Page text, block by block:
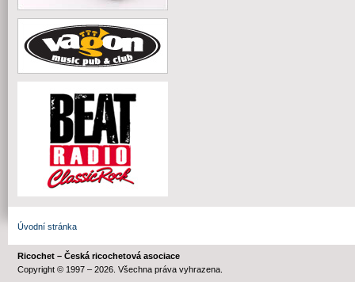
Úvodní stránka
Ricochet – Česká ricochetová asociace
Copyright © 1997 – 2026. Všechna práva vyhrazena.